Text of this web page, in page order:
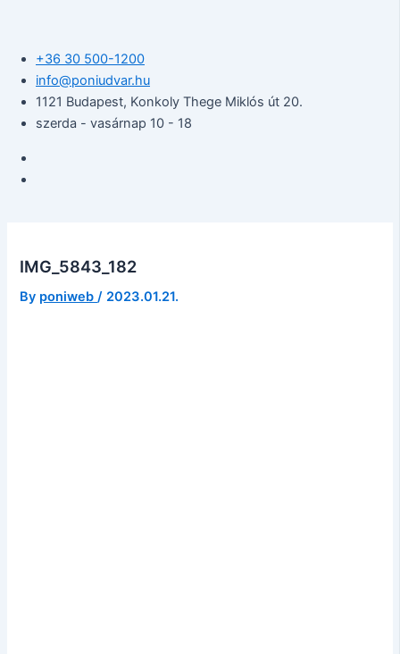
+36 30 500-1200​
info@poniudvar.hu
1121 Budapest, Konkoly Thege Miklós út 20.
szerda - vasárnap 10 - 18
IMG_5843_182
By poniweb/ 2023.01.21.